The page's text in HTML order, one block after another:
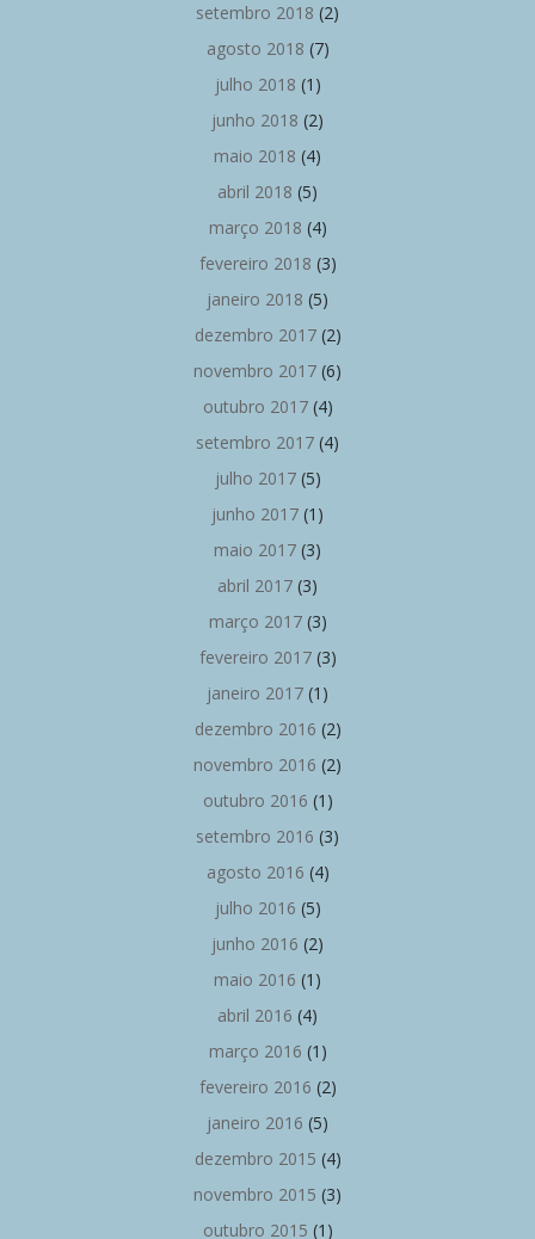
setembro 2018 (2)
agosto 2018 (7)
julho 2018 (1)
junho 2018 (2)
maio 2018 (4)
abril 2018 (5)
março 2018 (4)
fevereiro 2018 (3)
janeiro 2018 (5)
dezembro 2017(2)
novembro 2017 (6)
outubro 2017(4)
setembro 2017 (4)
julho 2017(5)
junho 2017 (1)
maio 2017 (3)
abril 2017 (3)
março 2017(3)
fevereiro 2017(3)
janeiro 2017 (1)
dezembro 2016 (2)
novembro 2016 (2)
outubro 2016 (1)
setembro 2016 (3)
agosto 2016 (4)
julho 2016 (5)
junho 2016 (2)
maio 2016 (1)
abril 2016 (4)
março 2016 (1)
fevereiro 2016 (2)
janeiro 2016 (5)
dezembro 2015 (4)
novembro 2015 (3)
outubro 2015 (1)